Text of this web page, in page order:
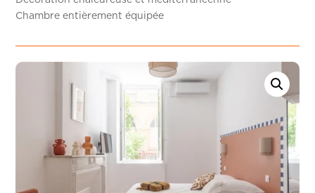
Chambre entièrement équipée